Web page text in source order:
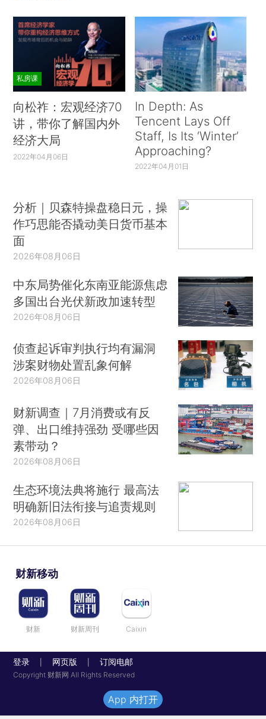
私房课
向松祚：宏观经济70
讲，带你了解国内外
经济大局
2022年04月06日
In Depth: As
Tencent Lays Off
Staff, Is Its ‘Winter’
Approaching?
2022年04月01日
分析｜贝森特操盘稳日元，操
作巧思能否撬动美日货币基本
面
2026年08月06日
中东局势催化东南亚能源焦虑
多国出台光伏新政加速转型
2026年08月06日
侦查起诉审判执行均有漏洞
涉案财物处置乱象何解
2026年08月06日
财新调查｜7月消费或有反
弹、出口维持强劲 受哪些因
素带动？
2026年08月06日
生态环境法典将施行 最高法
明确新旧法衔接与追责规则
2026年08月06日
财新移动
财新 财新周刊 Caixin
登录 网页版 订阅电邮
Copyright 财新网 All Rights Reserved
App 内打开